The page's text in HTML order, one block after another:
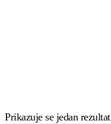
Prikazuje se jedan rezultat